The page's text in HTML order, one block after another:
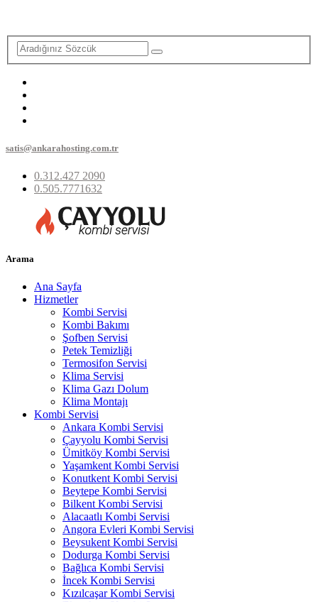
satis@ankarahosting.com.tr
0.312.427 2090
0.505.7771632
Arama
Ana Sayfa
Hizmetler
Kombi Servisi
Kombi Bakımı
Şofben Servisi
Petek Temizliği
Termosifon Servisi
Klima Servisi
Klima Gazı Dolum
Klima Montajı
Kombi Servisi
Ankara Kombi Servisi
Çayyolu Kombi Servisi
Ümitköy Kombi Servisi
Yaşamkent Kombi Servisi
Konutkent Kombi Servisi
Beytepe Kombi Servisi
Bilkent Kombi Servisi
Alacaatlı Kombi Servisi
Angora Evleri Kombi Servisi
Beysukent Kombi Servisi
Dodurga Kombi Servisi
Bağlıca Kombi Servisi
İncek Kombi Servisi
Kızılcaşar Kombi Servisi